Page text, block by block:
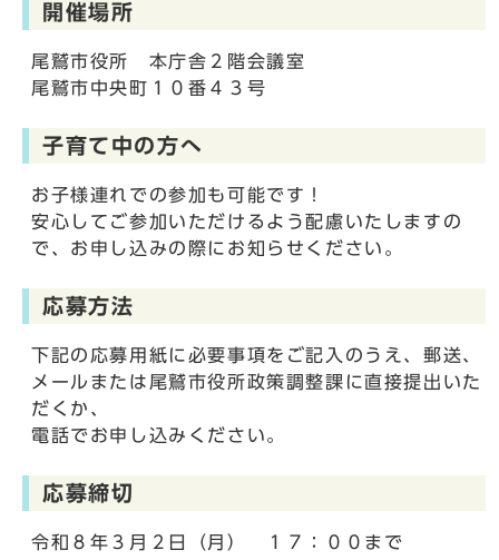
開催場所
尾鷲市役所 本庁舎２階会議室
尾鷲市中央町１０番４３号
子育て中の方へ
お子様連れでの参加も可能です！
安心してご参加いただけるよう配慮いたしますの
で、お申し込みの際にお知らせください。
応募方法
下記の応募用紙に必要事項をご記入のうえ、郵送、
メールまたは尾鷲市役所政策調整課に直接提出いた
だくか、
電話でお申し込みください。
応募締切
令和８年３月２日（月） １７：００まで